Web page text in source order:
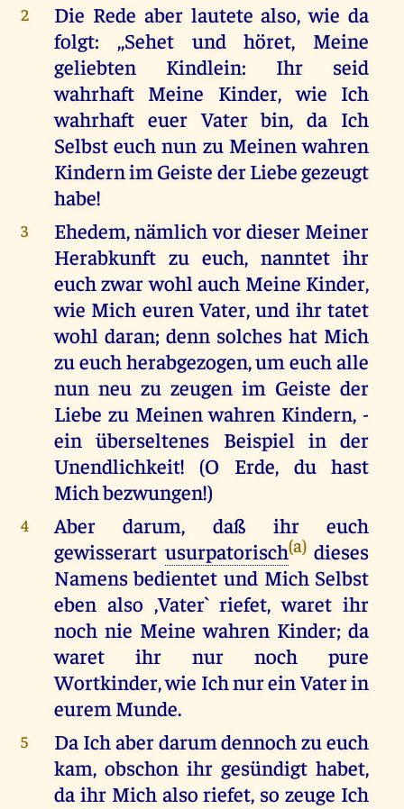
2
Die Rede aber lautete also, wie da
folgt: ,,Sehet und höret, Meine
geliebten Kindlein: Ihr seid
wahrhaft Meine Kinder, wie Ich
wahrhaft euer Vater bin, da Ich
Selbst euch nun zu Meinen wahren
Kindern im Geiste der Liebe gezeugt
habe!
3
Ehedem, nämlich vor dieser Meiner
Herabkunft zu euch, nanntet ihr
euch zwar wohl auch Meine Kinder,
wie Mich euren Vater, und ihr tatet
wohl daran; denn solches hat Mich
zu euch herabgezogen, um euch alle
nun neu zu zeugen im Geiste der
Liebe zu Meinen wahren Kindern, -
ein überseltenes Beispiel in der
Unendlichkeit! (O Erde, du hast
Mich bezwungen!)
4
Aber darum, daß ihr euch
gewisserart usurpatorisch(a)dieses
Namens bedientet und Mich Selbst
eben also ,Vater` riefet, waret ihr
noch nie Meine wahren Kinder; da
waret ihr nur noch pure
Wortkinder, wie Ich nur ein Vater in
eurem Munde.
5
Da Ich aber darum dennoch zu euch
kam, obschon ihr gesündigt habet,
da ihr Mich also riefet, so zeuge Ich